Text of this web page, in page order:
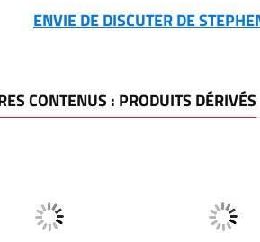
ENVIE DE DISCUTER DE
CONTENUS : PRODUITS DÉRIVÉS